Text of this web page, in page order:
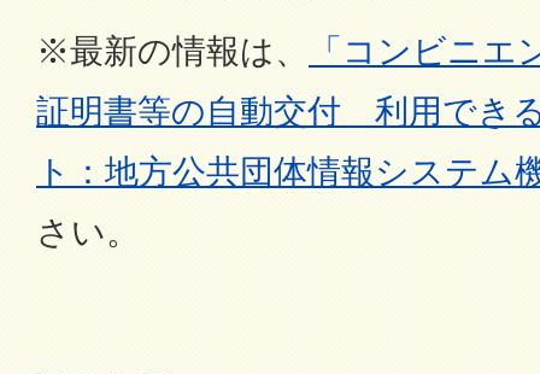
※最新の情報は、
「コンビニ
証明書等の自動交付 利用でき
ト：地方公共団体情報システム
さい。